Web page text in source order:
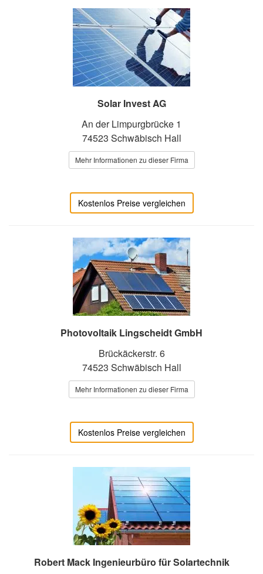
Solar Invest AG
An der Limpurgbrücke 1
74523 Schwäbisch Hall
Mehr Informationen zu dieser Firma
Kostenlos Preise vergleichen
Photovoltaik Lingscheidt GmbH
Brückäckerstr. 6
74523 Schwäbisch Hall
Mehr Informationen zu dieser Firma
Kostenlos Preise vergleichen
Robert Mack Ingenieurbüro für Solartechnik